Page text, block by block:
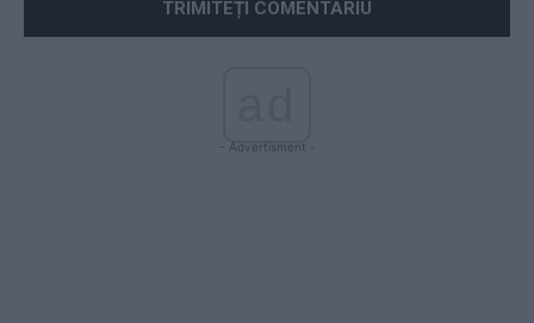
- Advertisment -